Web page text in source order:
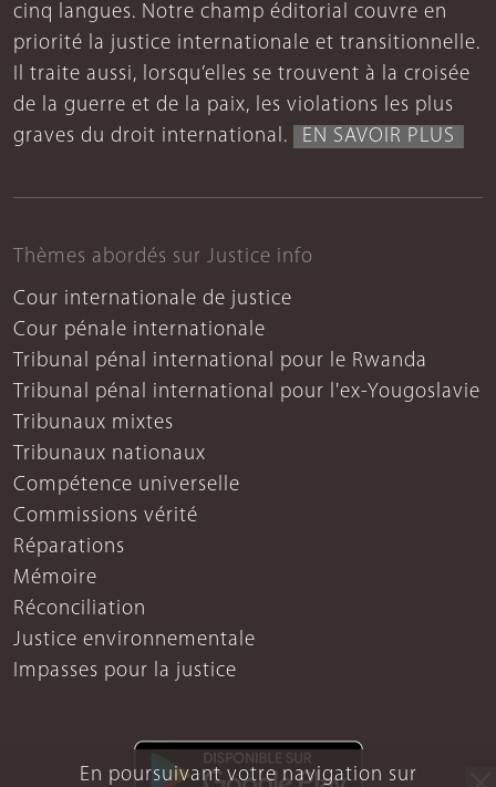
En poursuivant votre navigation sur
cinq langues. Notre champ éditorial couvre en
priorité la justice internationale et transitionnelle.
Il traite aussi, lorsqu’elles se trouvent à la croisée
de la guerre et de la paix, les violations les plus
graves du droit international.
EN SAVOIR PLUS
Thèmes abordés sur Justice info
Cour internationale de justice
Cour pénale internationale
Tribunal pénal international pour le Rwanda
Tribunal pénal international pour l'ex-Yougoslavie
Tribunaux mixtes
Tribunaux nationaux
Compétence universelle
Commissions vérité
Réparations
Mémoire
Réconciliation
Justice environnementale
Impasses pour la justice